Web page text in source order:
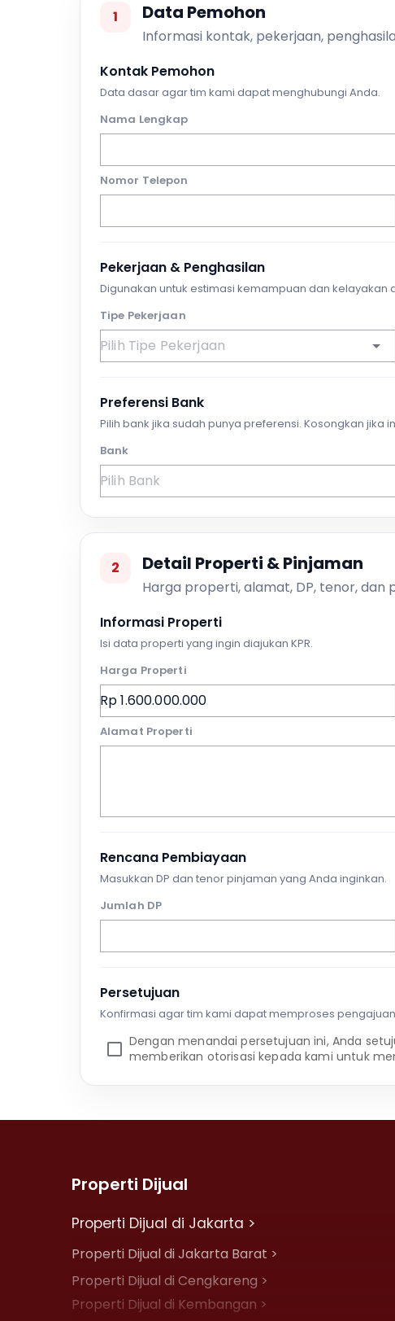
1 Data Pemohon
Informasi kontak, pekerjaan,
Kontak Pemohon
Data dasar agar tim kami dapat menghubungi Anda.
Nama Lengkap
Nomor Telepon
Pekerjaan & Penghasilan
Digunakan untuk estimasi kemampuan dan kelayakan
Tipe Pekerjaan
Preferensi Bank
Pilih bank jika sudah punya preferensi. Kosongkan jika
Bank
2 Detail Properti & Pinjaman
Harga properti, alamat, DP, tenor, dan
Informasi Properti
Isi data properti yang ingin diajukan KPR.
Harga Properti
Alamat Properti
Rencana Pembiayaan
Masukkan DP dan tenor pinjaman yang Anda inginkan.
Jumlah DP
Persetujuan
Konfirmasi agar tim kami dapat memproses
Dengan menandai persetujuan ini, Anda
memberikan otorisasi kepada kami untuk
Properti Dijual
Properti Dijual di Jakarta >
Properti Dijual di Jakarta Barat >
Properti Dijual di Cengkareng >
Properti Dijual di Kembangan >